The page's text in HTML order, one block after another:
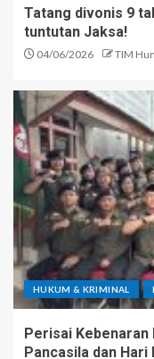
Tatang divonis 9
tuntutan Jaksa!
04/06/2026 TIM
HUKUM & KRIMINAL
Perisai Kebenaran
Pancasila dan